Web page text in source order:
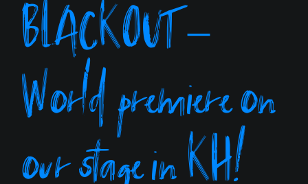
BLACKOUT –
World premiere on
our stage in KH!